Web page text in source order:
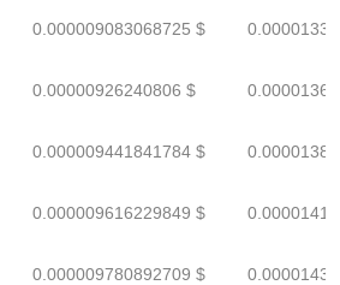
0.000009083068725 $
0.00000926240806 $
0.000009441841784 $
0.000009616229849 $
0.000009780892709 $